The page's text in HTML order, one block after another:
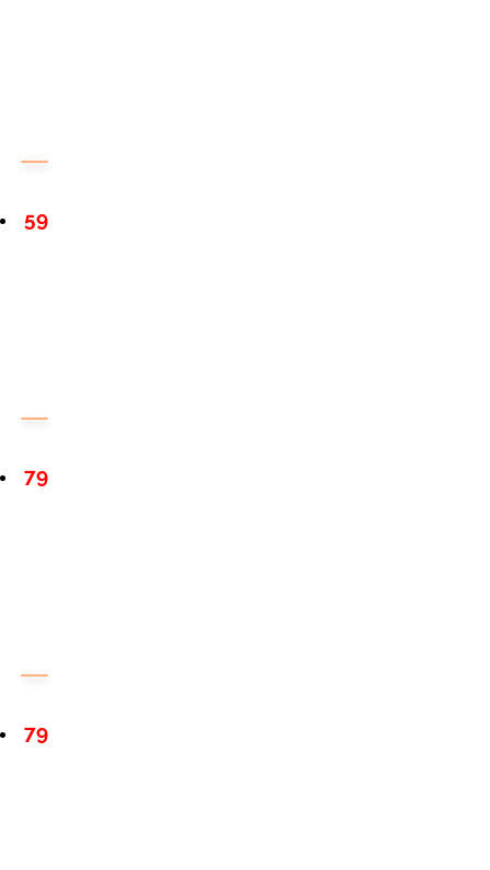
59
79
79